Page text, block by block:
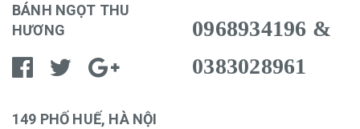
BÁNH NGỌT THU
HƯƠNG
0968934196 &
0383028961
149 PHỐ HUẾ, HÀ NỘI